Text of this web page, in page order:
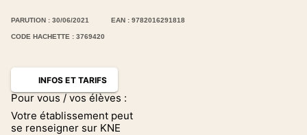
PARUTION : 30/06/2021 EAN : 9782016291818
CODE HACHETTE : 3769420
INFOS ET TARIFS
Pour vous / vos élèves :
Votre établissement peut
se renseigner sur KNE